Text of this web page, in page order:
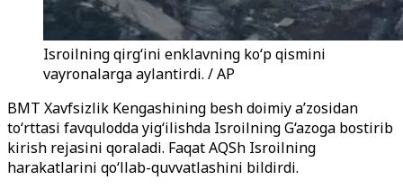
Isroilning qirgʻini enklavning koʻp qismini
vayronalarga aylantirdi. / AP
BMT Xavfsizlik Kengashining besh doimiy a’zosidan
to‘rttasi favqulodda yig‘ilishda Isroilning G‘azoga bostirib
kirish rejasini qoraladi. Faqat AQSh Isroilning
harakatlarini qo‘llab-quvvatlashini bildirdi.